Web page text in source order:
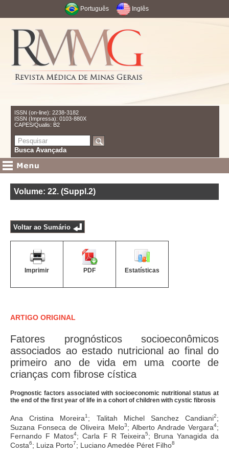
Português Inglês
ISSN (on-line): 2238-3182
ISSN (Impressa): 0103-880X
CAPES/Qualis: B2
Busca Avançada
Volume: 22. (Suppl.2)
Voltar ao Sumário
Imprimir PDF Estatísticas
ARTIGO ORIGINAL
Fatores prognósticos socioeconômicos
associados ao estado nutricional ao final do
primeiro ano de vida em uma coorte de
crianças com fibrose cística
Prognostic factors associated with socioeconomic nutritional status at
the end of the first year of life in a cohort of children with cystic fibrosis
Ana Cristina Moreira1 ; Talitah Michel Sanchez Candiani2;
Suzana Fonseca de Oliveira Melo3; Alberto Andrade Vergara4;
Fernando F Matos4; Carla F R Teixeira5; Bruna Yanagida da
Costa6; Luiza Porto7; Luciano Amedée Péret Filho8